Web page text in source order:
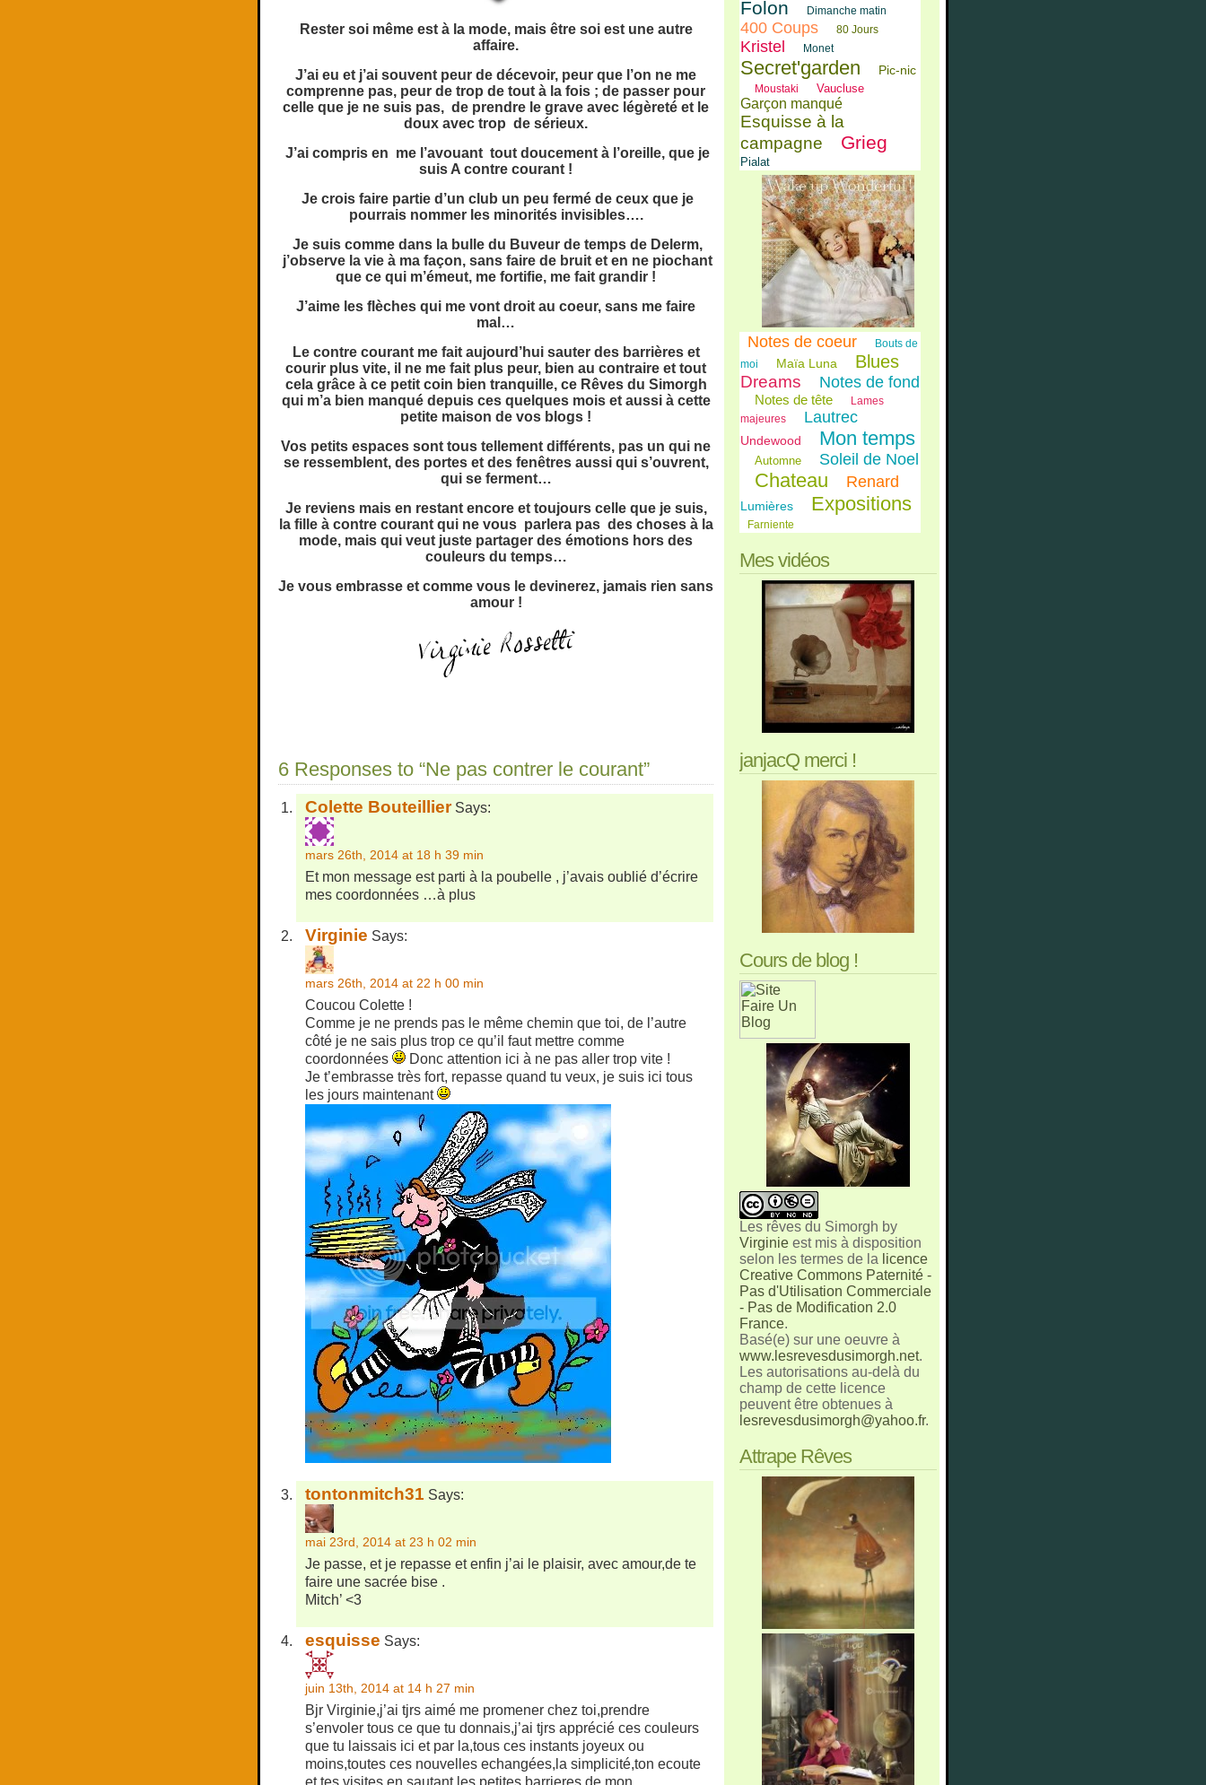
Rester soi même est à la mode, mais être soi est une autre
affaire.
J’ai eu et j’ai souvent peur de décevoir, peur que l’on ne me
comprenne pas, peur de trop de tout à la fois ; de passer pour
celle que je ne suis pas, de prendre le grave avec légèreté et le
doux avec trop de sérieux.
J’ai compris en me l’avouant tout doucement à l’oreille, que je
suis A contre courant !
Je crois faire partie d’un club un peu fermé de ceux que je
pourrais nommer les minorités invisibles….
Je suis comme dans la bulle du Buveur de temps de Delerm,
j’observe la vie à ma façon, sans faire de bruit et en ne piochant
que ce qui m’émeut, me fortifie, me fait grandir !
J’aime les flèches qui me vont droit au coeur, sans me faire
mal…
Le contre courant me fait aujourd’hui sauter des barrières et
courir plus vite, il ne me fait plus peur, bien au contraire et tout
cela grâce à ce petit coin bien tranquille, ce Rêves du Simorgh
qui m’a bien manqué depuis ces quelques mois et aussi à cette
petite maison de vos blogs !
Vos petits espaces sont tous tellement différents, pas un qui ne
se ressemblent, des portes et des fenêtres aussi qui s’ouvrent,
qui se ferment…
Je reviens mais en restant encore et toujours celle que je suis,
la fille à contre courant qui ne vous parlera pas des choses à la
mode, mais qui veut juste partager des émotions hors des
couleurs du temps…
Je vous embrasse et comme vous le devinerez, jamais rien sans
amour !
6 Responses to “Ne pas contrer le courant”
Colette BouteillierSays:
mars 26th, 2014 at 18 h 39 min
Et mon message est parti à la poubelle , j’avais oublié d’écrire
mes coordonnées …à plus
Virginie Says:
mars 26th, 2014 at 22 h 00 min
Coucou Colette !
Comme je ne prends pas le même chemin que toi, de l’autre
côté je ne sais plus trop ce qu’il faut mettre comme
coordonnées
Donc attention ici à ne pas aller trop vite !
Je t’embrasse très fort, repasse quand tu veux, je suis ici tous
les jours maintenant
tontonmitch31 Says:
mai 23rd, 2014 at 23 h 02 min
Je passe, et je repasse et enfin j’ai le plaisir, avec amour,de te
faire une sacrée bise .
Mitch’ <3
esquisse Says:
juin 13th, 2014 at 14 h 27 min
Bjr Virginie,j’ai tjrs aimé me promener chez toi,prendre
s’envoler tous ce que tu donnais,j’ai tjrs apprécié ces couleurs
que tu laissais ici et par la,tous ces instants joyeux ou
moins,toutes ces nouvelles echangées,la simplicité,ton ecoute
et tes visites en sautant les petites barrieres de mon
Folon Dimanche matin
400 Coups 80 Jours
Kristel Monet
Secret'garden Pic-nic
Moustaki Vaucluse
Garçon manqué
Esquisse à la
campagne
Grieg
Pialat
Notes de coeur
Bouts de
moi
Maïa Luna Blues
Dreams Notes de fond
Notes de tête
Lames
majeures
Lautrec
Undewood Mon temps
Automne Soleil de Noel
Chateau Renard
Lumières Expositions
Farniente
Mes vidéos
janjacQ merci !
Cours de blog !
Les rêves du Simorgh by
Virginie est mis à disposition
selon les termes de la licence
Creative Commons Paternité -
Pas d'Utilisation Commerciale
- Pas de Modification 2.0
France.
Basé(e) sur une oeuvre à
www.lesrevesdusimorgh.net.
Les autorisations au-delà du
champ de cette licence
peuvent être obtenues à
lesrevesdusimorgh@yahoo.fr.
Attrape Rêves